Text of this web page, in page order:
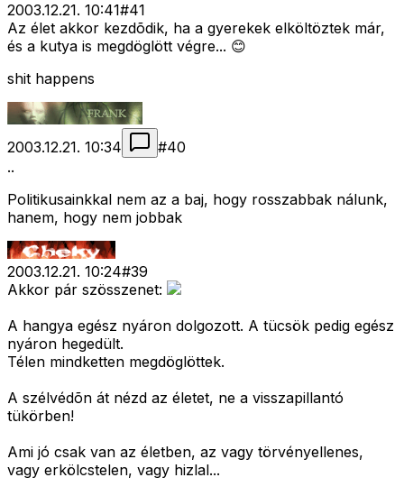
2003.12.21. 10:41#41
Az élet akkor kezdõdik, ha a gyerekek elköltöztek már,
és a kutya is megdöglött végre... 😊
shit happens
2003.12.21. 10:34 #40
..
Politikusainkkal nem az a baj, hogy rosszabbak nálunk,
hanem, hogy nem jobbak
2003.12.21. 10:24#39
Akkor pár szösszenet:
A hangya egész nyáron dolgozott. A tücsök pedig egész
nyáron hegedült.
Télen mindketten megdöglöttek.
A szélvédõn át nézd az életet, ne a visszapillantó
tükörben!
Ami jó csak van az életben, az vagy törvényellenes,
vagy erkölcstelen, vagy hizlal...